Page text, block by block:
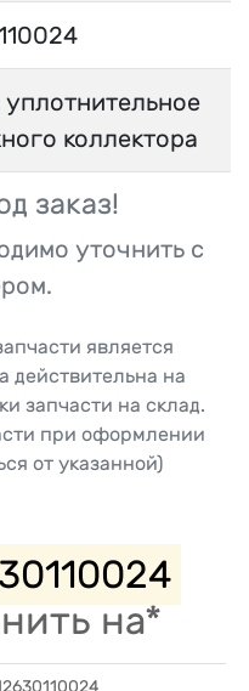
коллектора
заказ!
уточнить с
является
действительна на
запчасти на склад.
при оформлении
от указанной)
на*